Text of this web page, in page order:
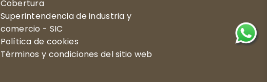
Cobertura
Superintendencia de industria y
comercio - SIC
Política de cookies
Términos y condiciones del sitio web